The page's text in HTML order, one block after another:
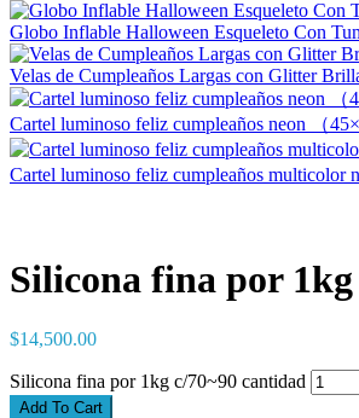
Globo Inflable Halloween Esqueleto Con
Velas de Cumpleaños Largas con Glitter
Cartel luminoso feliz cumpleaños neon （
Cartel luminoso feliz cumpleaños multicolor
Silicona fina por 1kg
$14,500.00
Silicona fina por 1kg c/70~90 cantidad
Add To Cart